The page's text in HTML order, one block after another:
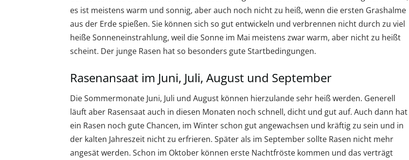
es ist meistens warm und sonnig, aber auch noch nicht zu heiß, wenn die ersten Grashalme
aus der Erde spießen. Sie können sich so gut entwickeln und verbrennen nicht durch zu viel
heiße Sonneneinstrahlung, weil die Sonne im Mai meistens zwar warm, aber nicht zu heißt
scheint. Der junge Rasen hat so besonders gute Startbedingungen.
Rasenansaat im Juni, Juli, August und September
Die Sommermonate Juni, Juli und August können hierzulande sehr heiß werden. Generell
läuft aber Rasensaat auch in diesen Monaten noch schnell, dicht und gut auf. Auch dann hat
ein Rasen noch gute Chancen, im Winter schon gut angewachsen und kräftig zu sein und in
der kalten Jahreszeit nicht zu erfrieren. Später als im September sollte Rasen nicht mehr
angesät werden. Schon im Oktober können erste Nachtfröste kommen und das verträgt